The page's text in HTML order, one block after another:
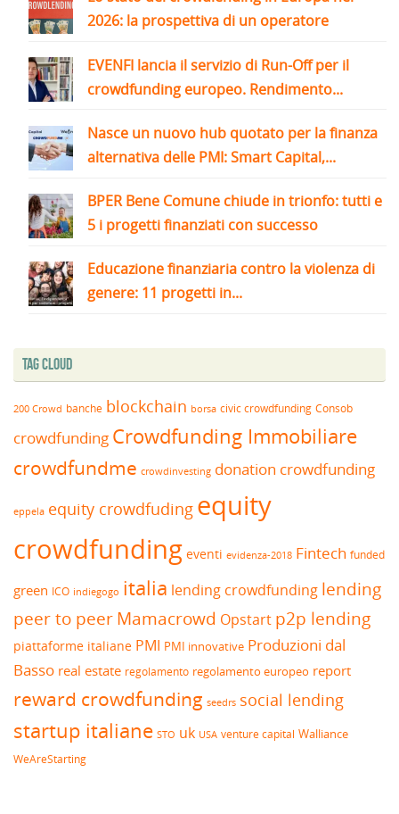
2026: la prospettiva di un operatore
EVENFI lancia il servizio di Run-Off per il
crowdfunding europeo. Rendimento...
Nasce un nuovo hub quotato per la finanza
alternativa delle PMI: Smart Capital,...
BPER Bene Comune chiude in trionfo: tutti e
5 i progetti finanziati con successo
Educazione finanziaria contro la violenza di
genere: 11 progetti in...
Tag Cloud
200 Crowd banche blockchain borsa civic crowdfunding Consob
crowdfunding Crowdfunding Immobiliare
crowdfundme crowdinvesting donation crowdfunding
eppela equity crowdfuding equity
crowdfunding eventi evidenza-2018 Fintech funded
green ICO indiegogo italia lending crowdfunding lending
peer to peerMamacrowd Opstart p2p lending
piattaforme italiane PMI PMI innovative Produzioni dal
Basso real estate regolamento regolamento europeo report
reward crowdfunding seedrs social lending
startup italiane STO uk USA venture capital Walliance
WeAreStarting